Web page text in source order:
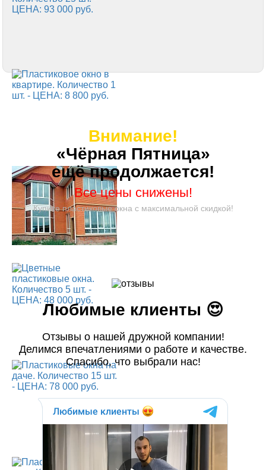
Внимание!
«Чёрная Пятница»
ещё продолжается!
Все цены снижены!
Купите пластиковые окна с максимальной скидкой!
Любимые клиенты 😍
Отзывы о нашей дружной компании!
Делимся впечатлениями о работе и качестве.
Спасибо, что выбрали нас!